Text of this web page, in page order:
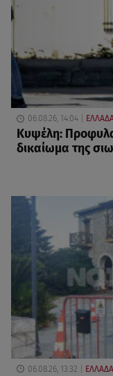
06.08.26, 14:04
Κυψέλη:
δικαίωμα της
06.08.26, 13:32 ΕΛΛΑΔΑ